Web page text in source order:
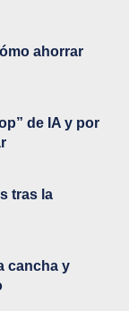
ahorrar
de IA y por
tras la
cancha y